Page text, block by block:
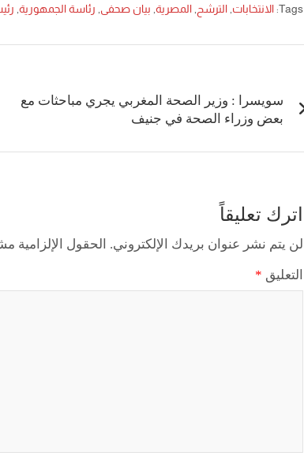
Tags: الانتخابات الترشح المصرية, بيان صحفى رئاسة الجمهورية,
سويسرا : وزير الصحة المغربي يجري مباحثات مع
بعض وزراء الصحة في جنيف
اترك تعليقاً
لن يتم نشر عنوان بريدك الإلكتروني. الحقول الإلزامية
التعليق *